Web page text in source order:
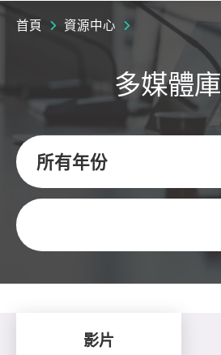
首頁 資源中心
多媒體庫
所有年份
關鍵字
影片